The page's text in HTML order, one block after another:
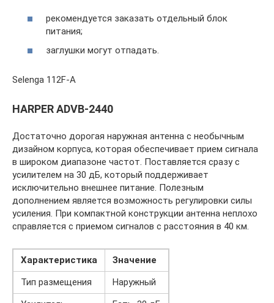
рекомендуется заказать отдельный блок
питания;
заглушки могут отпадать.
Selenga 112F-A
HARPER ADVB-2440
Достаточно дорогая наружная антенна с необычным
дизайном корпуса, которая обеспечивает прием сигнала
в широком диапазоне частот. Поставляется сразу с
усилителем на 30 дБ, который поддерживает
исключительно внешнее питание. Полезным
дополнением является возможность регулировки силы
усиления. При компактной конструкции антенна неплохо
справляется с приемом сигналов с расстояния в 40 км.
Характеристика
Значение
Тип размещения
Наружный